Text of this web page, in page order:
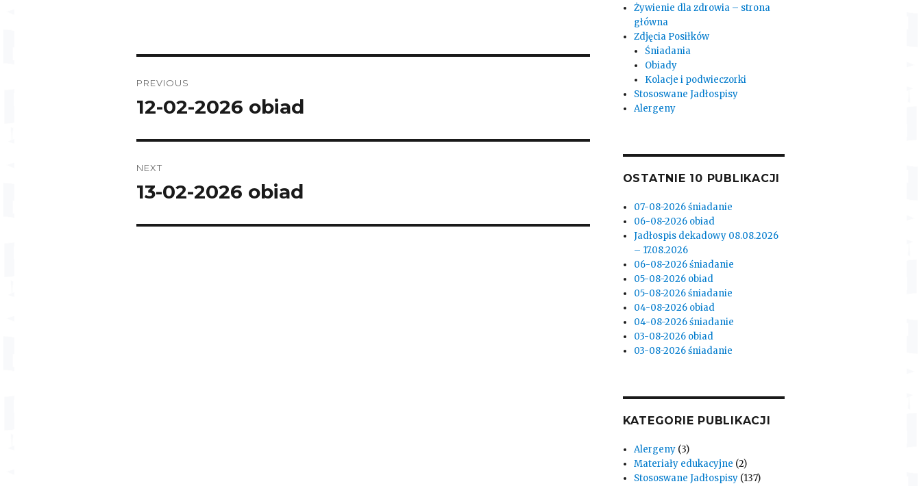
navigation
PREVIOUS
Previous
12-02-2026 obiad
NEXT
Next
13-02-2026 obiad
Żywienie dla zdrowia – strona
główna
Zdjęcia Posiłków
Śniadania
Obiady
Kolacje i podwieczorki
Stososwane Jadłospisy
Alergeny
OSTATNIE 10 PUBLIKACJI
07-08-2026 śniadanie
06-08-2026 obiad
Jadłospis dekadowy 08.08.2026
– 17.08.2026
06-08-2026 śniadanie
05-08-2026 obiad
05-08-2026 śniadanie
04-08-2026 obiad
04-08-2026 śniadanie
03-08-2026 obiad
03-08-2026 śniadanie
KATEGORIE PUBLIKACJI
Alergeny(3)
Materiały edukacyjne (2)
Stososwane Jadłospisy(137)